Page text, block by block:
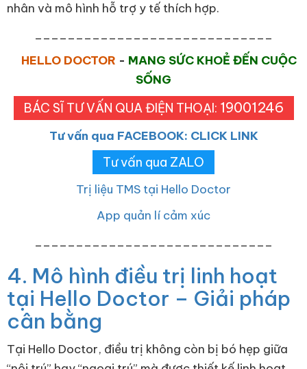
nhân và mô hình hỗ trợ y tế thích hợp.
HELLO DOCTOR - MANG SỨC KHOẺ ĐẾN CUỘC
SỐNG
BÁC SĨ TƯ VẤN QUA ĐIỆN THOẠI: 19001246
Tư vấn qua FACEBOOK: CLICK LINK
Tư vấn qua ZALO
Trị liệu TMS tại Hello Doctor
App quản lí cảm xúc
4. Mô hình điều trị linh hoạt
tại Hello Doctor – Giải pháp
cân bằng
Tại Hello Doctor, điều trị không còn bị bó hẹp giữa